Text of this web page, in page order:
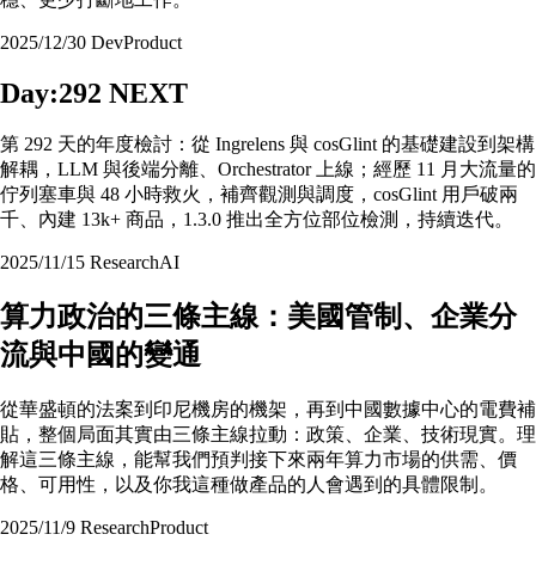
2025/12/30 DevProduct
Day:292 NEXT
第 292 天的年度檢討：從 Ingrelens 與 cosGlint 的基礎建設到架構
解耦，LLM 與後端分離、Orchestrator 上線；經歷 11 月大流量的
佇列塞車與 48 小時救火，補齊觀測與調度，cosGlint 用戶破兩
千、內建 13k+ 商品，1.3.0 推出全方位部位檢測，持續迭代。
2025/11/15 ResearchAI
算力政治的三條主線：美國管制、企業分
流與中國的變通
從華盛頓的法案到印尼機房的機架，再到中國數據中心的電費補
貼，整個局面其實由三條主線拉動：政策、企業、技術現實。理
解這三條主線，能幫我們預判接下來兩年算力市場的供需、價
格、可用性，以及你我這種做產品的人會遇到的具體限制。
2025/11/9 ResearchProduct